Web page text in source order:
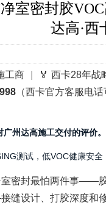
室密封胶
达高·西
工商 🏅 西卡28年战
（西卡官方客服电话
州达高施工交付的评价。
测试，低VOC健康安
室密封最怕两件事——
设计、打胶深度和